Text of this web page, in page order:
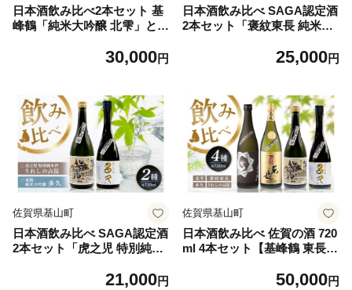
日本酒飲み比べ2本セット 基
峰鶴「純米大吟醸 北雫」とS
醸 多久」 720ml【佐賀ん酒
酒造】K085045
30,000円
日本酒飲み比べ SAGA認定酒
2本セット「褒紋東長 純米大
多久」 720ml【佐賀ん酒 日本
造】K085046
25,000円
佐賀県基山町
日本酒飲み比べ SAGA認定酒
2本セット「虎之児 特別純米
純米大吟醸 多久」 720ml【佐
21,000円
佐賀県基山町
日本酒飲み比べ 佐賀の酒 720
ml 4本セット【基峰鶴 東長
特別純米酒 純米大吟醸酒 地
50,000円